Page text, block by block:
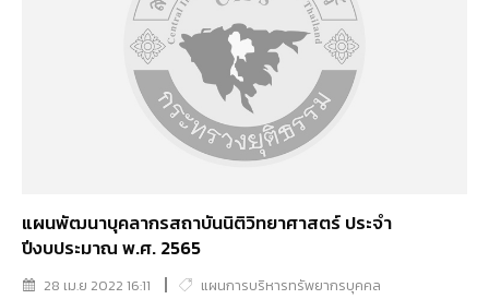
แผนพัฒนาบุคลากรสถาบันนิติวิทยาศาสตร์ ประจำ
ปีงบประมาณ พ.ศ. 2565
28 เม.ย 2022 16:11 แผนการบริหารทรัพยากรบุคคล